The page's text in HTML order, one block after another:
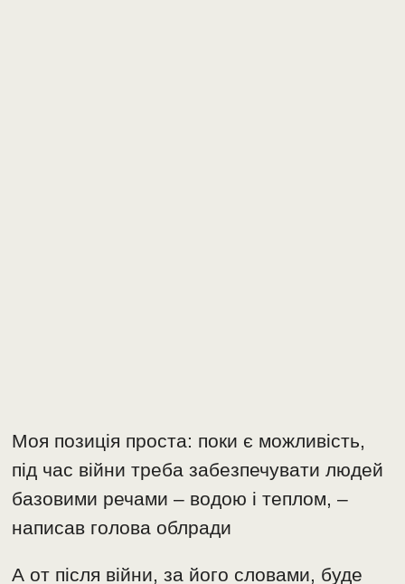
Моя позиція проста: поки є можливість,
під час війни треба забезпечувати людей
базовими речами – водою і теплом, –
написав голова облради
А от після війни, за його словами, буде